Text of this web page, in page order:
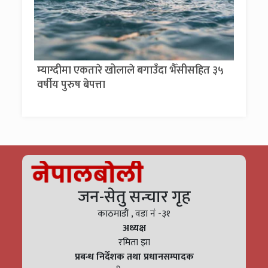
म्याग्दीमा एकतारे खोलाले बगाउँदा भैँसीसहित ३५
वर्षीय पुरुष बेपत्ता
जन-सेतु सन्चार गृह
काठमाडौं , वडा नं -३१
अध्यक्ष
रमिता झा
प्रबन्ध निर्देशक तथा प्रधानसम्पादक